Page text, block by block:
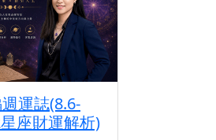
運誌(8.6-
座財運解析)